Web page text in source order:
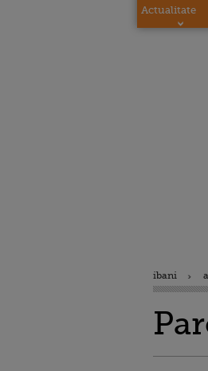
Actualitate
ibani